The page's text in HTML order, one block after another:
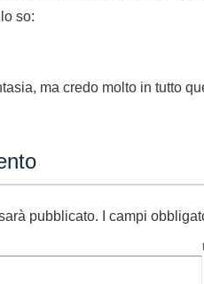
so:
ma credo molto in tutto
pubblicato. I campi